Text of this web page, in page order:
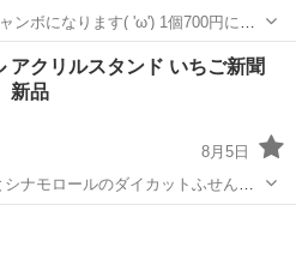
ンボになります( 'ω') 1個700円にな
て購入される 場合、少しお値引させ
になります。
取り線香
アクリルスタンド いちご新聞
新品
8月5日
ナモロールのダイカットふせんな
物 - 付箋枚数: 25枚 ご覧いた